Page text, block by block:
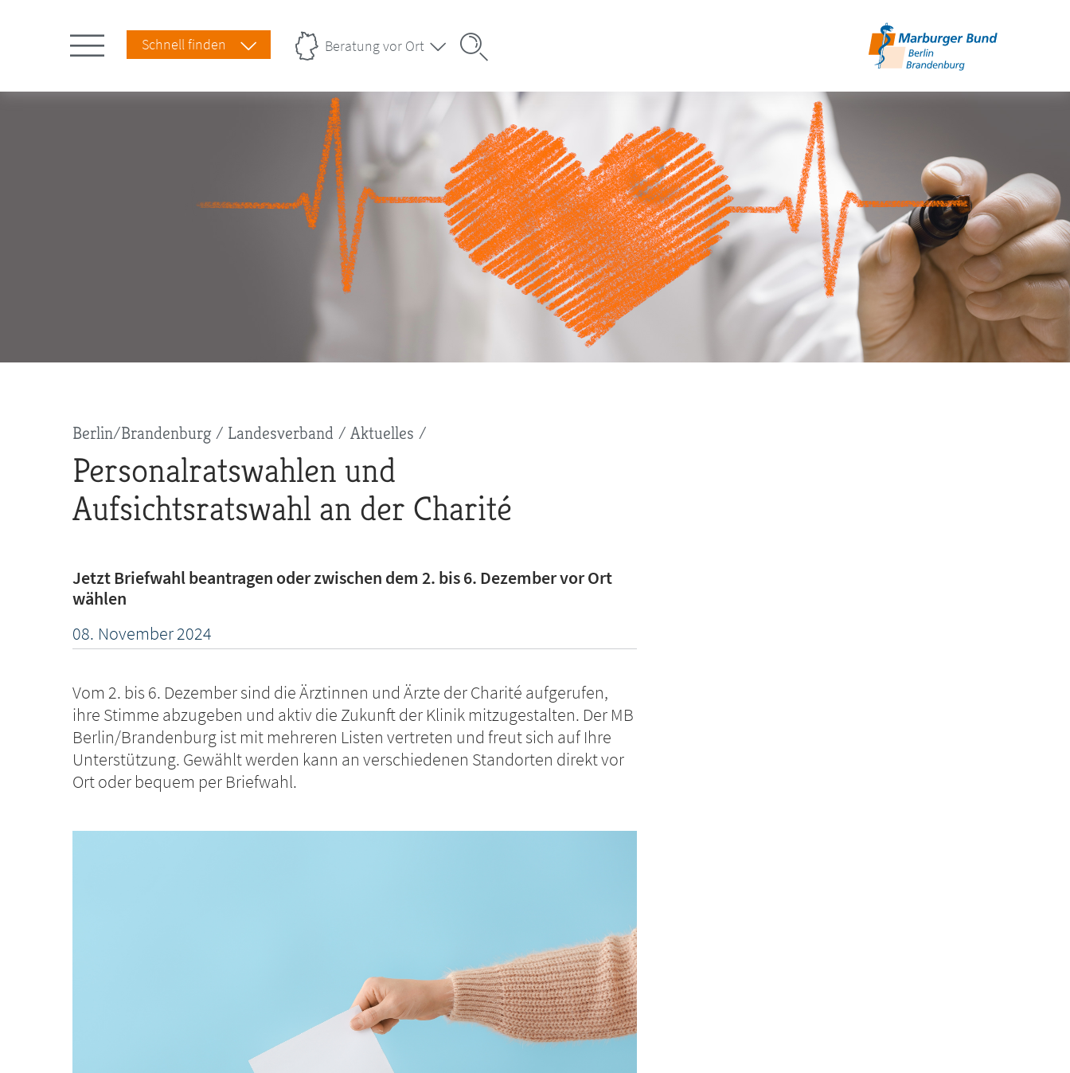
Schnell finden Beratung vor Ort
Pfadnavigation
Berlin/Brandenburg Landesverband Aktuelles
Personalratswahlen und
Aufsichtsratswahl an der Charité
Jetzt Briefwahl beantragen oder zwischen dem 2. bis 6. Dezember vor Ort
wählen
08. November2024
Vom 2. bis 6. Dezember sind die Ärztinnen und Ärzte der Charité aufgerufen,
ihre Stimme abzugeben und aktiv die Zukunft der Klinik mitzugestalten. Der MB
Berlin/Brandenburg ist mit mehreren Listen vertreten und freut sich auf Ihre
Unterstützung. Gewählt werden kann an verschiedenen Standorten direkt vor
Ort oder bequem per Briefwahl.